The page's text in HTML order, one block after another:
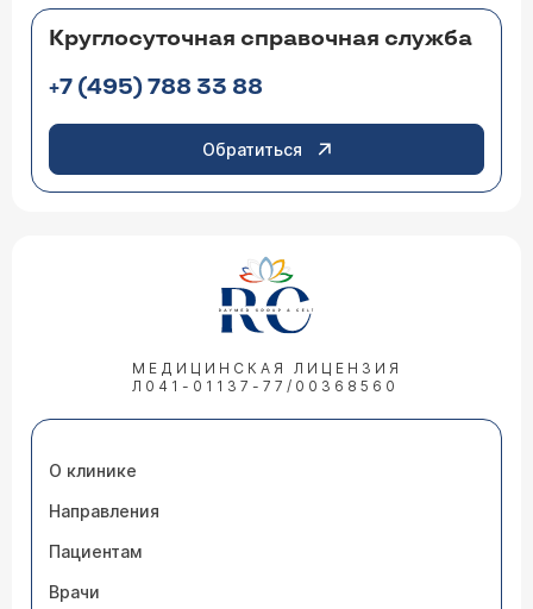
Круглосуточная справочная служба
+7 (495) 788 33 88
Обратиться
МЕДИЦИНСКАЯ ЛИЦЕНЗИЯ
Л041-01137-77/00368560
О клинике
Направления
Пациентам
Врачи